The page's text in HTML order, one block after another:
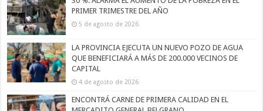
PRIMER TRIMESTRE DEL AÑO
5 de agosto de 2026
LA PROVINCIA EJECUTA UN NUEVO POZO DE AGUA
QUE BENEFICIARÁ A MÁS DE 200.000 VECINOS DE
CAPITAL
4 de agosto de 2026
ENCONTRÁ CARNE DE PRIMERA CALIDAD EN EL